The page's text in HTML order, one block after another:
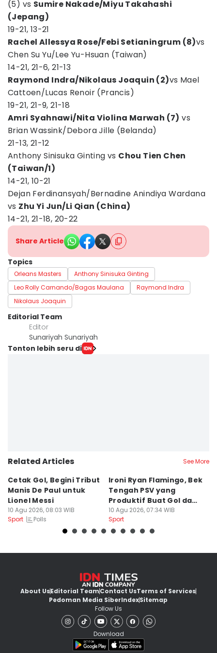
(5) vs Sumire Nakade/Miyu Takahashi
(Jepang)
19-21, 13-21
Rachel Allessya Rose/Febi Setianingrum (8)vs
Chen Su Yu/Lee Yu-Hsuan (Taiwan)
14-21, 21-6, 21-13
Raymond Indra/Nikolaus Joaquin (2)vs Mael
Cattoen/Lucas Renoir (Prancis)
19-21, 21-9, 21-18
Amri Syahnawi/Nita Violina Marwah (7) vs
Brian Wassink/Debora Jille (Belanda)
21-13, 21-12
Anthony Sinisuka Ginting vs Chou Tien Chen
(Taiwan/1)
14-21, 10-21
Dejan Ferdinansyah/Bernadine Anindiya Wardana
vs Zhu Yi Jun/Li Qian (China)
14-21, 21-18, 20-22
Share Article
Topics
Orleans Masters
Anthony Sinisuka Ginting
Leo Rolly Carnando/Bagas Maulana
Raymond Indra
Nikolaus Joaquin
Editorial Team
Editor
Sunariyah Sunariyah
Tonton lebih seru di
Related Articles See More
Cetak Gol, Begini Tribut
Manis De Paul untuk
Lionel Messi
10 Agu 2026, 08:03 WIB
Sport
Polls
Ironi Ryan Flamingo, Bek
Tengah PSV yang
Produktif Buat Gol dan
Eror
10 Agu 2026, 07:34 WIB
Sport
About UsEditorial TeamContact UsTerms of Services
Pedoman Media SiberIndexSitemap
Follow Us
Download